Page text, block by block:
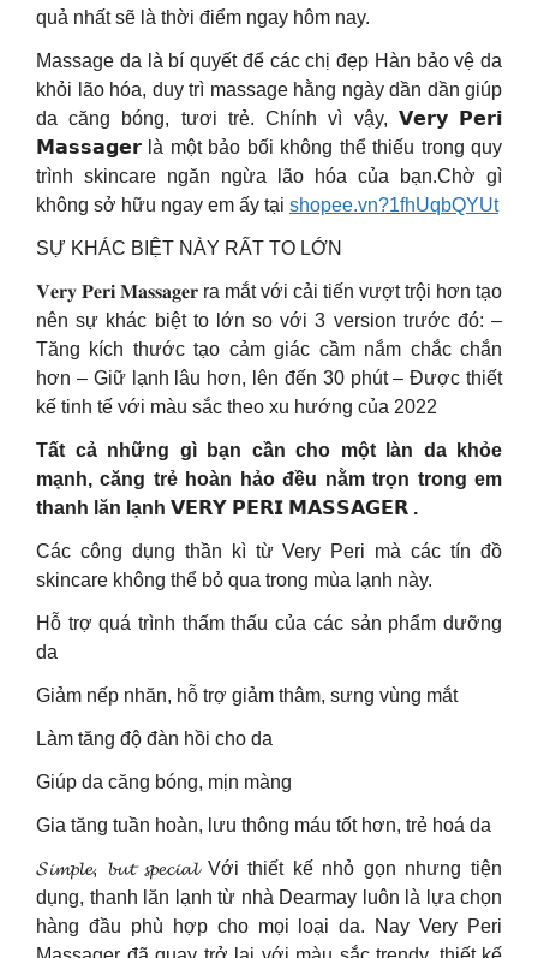
quả nhất sẽ là thời điểm ngay hôm nay.
Massage da là bí quyết để các chị đẹp Hàn bảo vệ da
khỏi lão hóa, duy trì massage hằng ngày dần dần giúp
da căng bóng, tươi trẻ. Chính vì vậy, 𝗩𝗲𝗿𝘆 𝗣𝗲𝗿𝗶
𝗠𝗮𝘀𝘀𝗮𝗴𝗲𝗿 là một bảo bối không thể thiếu trong quy
trình skincare ngăn ngừa lão hóa của bạn.Chờ gì
không sở hữu ngay em ấy tại shopee.vn?1fhUqbQYUt
SỰ KHÁC BIỆT NÀY RẤT TO LỚN
𝐕𝐞𝐫𝐲 𝐏𝐞𝐫𝐢 𝐌𝐚𝐬𝐬𝐚𝐠𝐞𝐫 ra mắt với cải tiến vượt trội hơn tạo
nên sự khác biệt to lớn so với 3 version trước đó: –
Tăng kích thước tạo cảm giác cầm nắm chắc chắn
hơn – Giữ lạnh lâu hơn, lên đến 30 phút – Được thiết
kế tinh tế với màu sắc theo xu hướng của 2022
Tất cả những gì bạn cần cho một làn da khỏe
mạnh, căng trẻ hoàn hảo đều nằm trọn trong em
thanh lăn lạnh 𝗩𝗘𝗥𝗬 𝗣𝗘𝗥𝗜 𝗠𝗔𝗦𝗦𝗔𝗚𝗘𝗥 .
Các công dụng thần kì từ Very Peri mà các tín đồ
skincare không thể bỏ qua trong mùa lạnh này.
Hỗ trợ quá trình thấm thấu của các sản phẩm dưỡng
da
Giảm nếp nhăn, hỗ trợ giảm thâm, sưng vùng mắt
Làm tăng độ đàn hồi cho da
Giúp da căng bóng, mịn màng
Gia tăng tuần hoàn, lưu thông máu tốt hơn, trẻ hoá da
𝓢𝓲𝓶𝓹𝓵𝓮, 𝓫𝓾𝓽 𝓼𝓹𝓮𝓬𝓲𝓪𝓵 Với thiết kế nhỏ gọn nhưng tiện
dụng, thanh lăn lạnh từ nhà Dearmay luôn là lựa chọn
hàng đầu phù hợp cho mọi loại da. Nay Very Peri